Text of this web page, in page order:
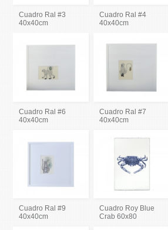
Cuadro Ral #3
40x40cm
Cuadro Ral #4
40x40cm
Cuadro Ral #6
40x40cm
Cuadro Ral #7
40x40cm
Cuadro Ral #9
40x40cm
Cuadro Roy Blue
Crab 60x80